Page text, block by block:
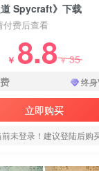
Spycraft》下载
付费后查看
￥ 8.8￥35
终
立即购买
前未登录！建议登陆后购